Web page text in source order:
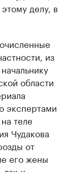
делу, в
из
области
экспертами
теле
Чудакова
от
его жены